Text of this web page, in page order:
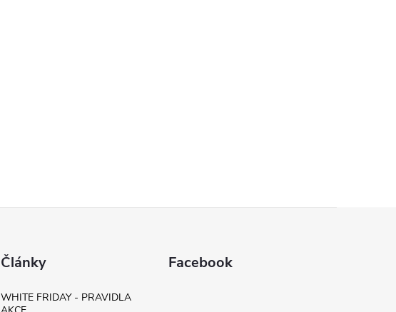
Články
WHITE FRIDAY - PRAVIDLA
Facebook